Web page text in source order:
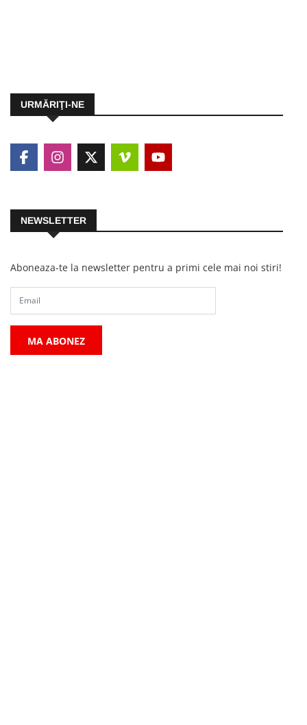
URMĂRIŢI-NE
NEWSLETTER
Aboneaza-te la newsletter pentru a primi cele mai noi stiri!
MA ABONEZ